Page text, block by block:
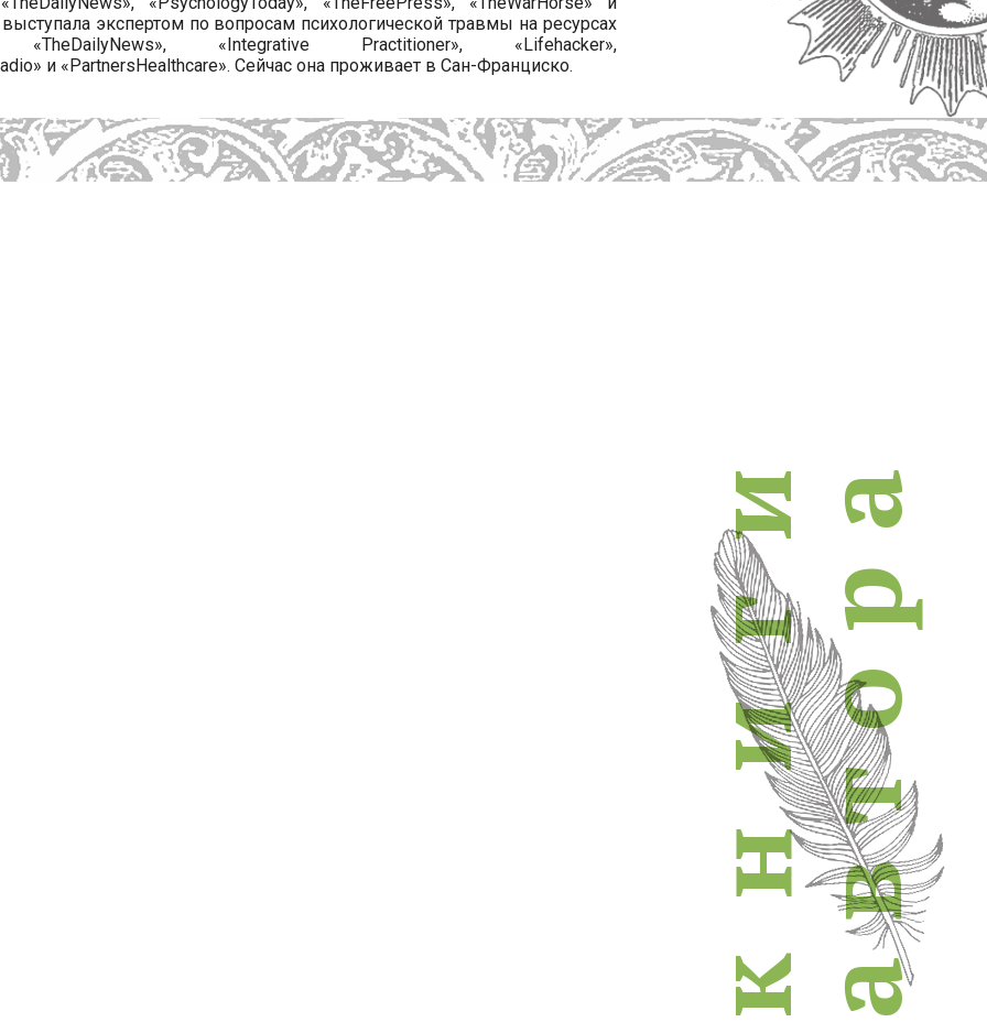
экспертом по вопросам психологической травмы на ресурсах
«TheDailyNews», «Integrative Practitioner», «Lifehacker»,
и «PartnersHealthcare». Сейчас она проживает в Сан-Франциско.
книги автора
к
н
и
г
и
а
в
т
о
р
а